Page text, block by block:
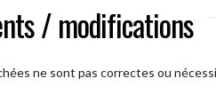
/ modifications
ne sont pas correctes ou